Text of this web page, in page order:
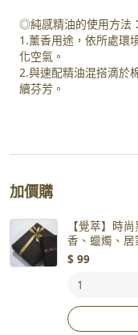
◎純感精油的使用方法：
1.薰香用途，依所處環
化空氣。
2.與速配精油混搭滴於
續芬芳。
加價購
【覺萃】時
香、蠟燭、居
$ 99